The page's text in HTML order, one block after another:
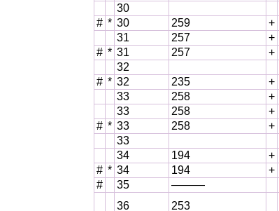
30
# * 30 259 +
31
257 +
# * 31 257 +
32
# * 32 235 +
33
258 +
33
258 +
# * 33 258 +
33
34
194 +
# * 34 194 +
#
35 ———
36
253